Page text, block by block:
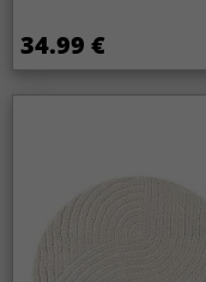
34.99 €